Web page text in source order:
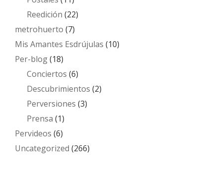
Reedición (22)
metrohuerto (7)
Mis Amantes Esdrújulas (10)
Per-blog(18)
Conciertos (6)
Descubrimientos (2)
Perversiones (3)
Prensa (1)
Pervideos (6)
Uncategorized (266)